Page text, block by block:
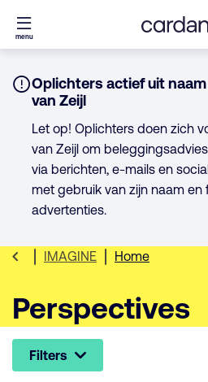
Direct
naar
menu
Notice:
Oplichters actief uit
van Zeijl
Let op! Oplichters doen zich
van Zeijl om
via berichten, e-mails en
met gebruik van zijn naam en
advertenties.
Home
IMAGINE
Perspectives
Filters